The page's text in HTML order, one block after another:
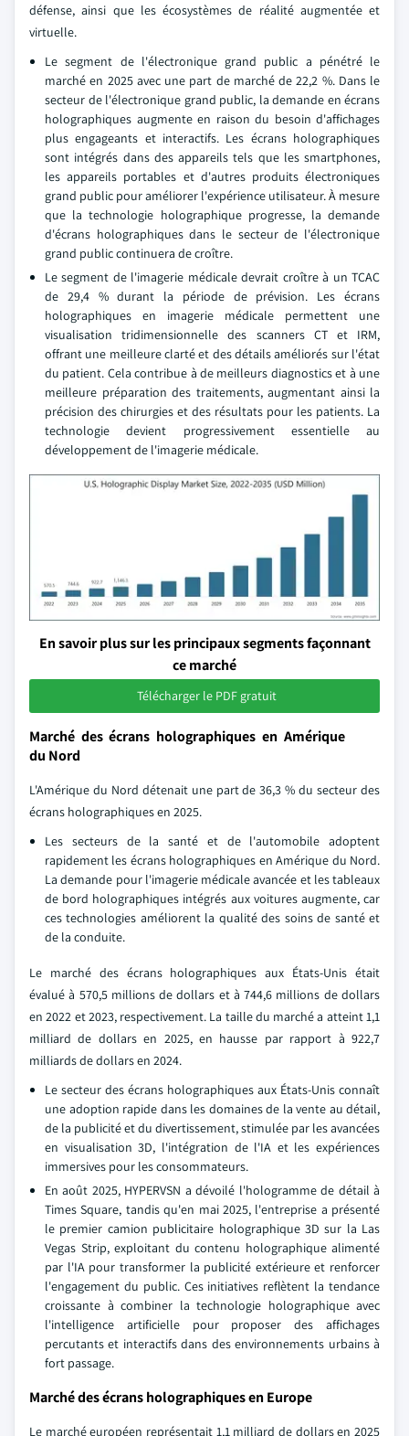
défense, ainsi que les écosystèmes de réalité augmentée et
virtuelle.
Le segment de l'électronique grand public a pénétré le
marché en 2025 avec une part de marché de 22,2 %. Dans le
secteur de l'électronique grand public, la demande en écrans
holographiques augmente en raison du besoin d'affichages
plus engageants et interactifs. Les écrans holographiques
sont intégrés dans des appareils tels que les smartphones,
les appareils portables et d'autres produits électroniques
grand public pour améliorer l'expérience utilisateur. À mesure
que la technologie holographique progresse, la demande
d'écrans holographiques dans le secteur de l'électronique
grand public continuera de croître.
Le segment de l'imagerie médicale devrait croître à un TCAC
de 29,4 % durant la période de prévision. Les écrans
holographiques en imagerie médicale permettent une
visualisation tridimensionnelle des scanners CT et IRM,
offrant une meilleure clarté et des détails améliorés sur l'état
du patient. Cela contribue à de meilleurs diagnostics et à une
meilleure préparation des traitements, augmentant ainsi la
précision des chirurgies et des résultats pour les patients. La
technologie devient progressivement essentielle au
développement de l'imagerie médicale.
En savoir plus sur les principaux segments façonnant
ce marché
Télécharger le PDF gratuit
Marché des écrans holographiques en Amérique
du Nord
L'Amérique du Nord détenait une part de 36,3 % du secteur des
écrans holographiques en 2025.
Les secteurs de la santé et de l'automobile adoptent
rapidement les écrans holographiques en Amérique du Nord.
La demande pour l'imagerie médicale avancée et les tableaux
de bord holographiques intégrés aux voitures augmente, car
ces technologies améliorent la qualité des soins de santé et
de la conduite.
Le marché des écrans holographiques aux États-Unis était
évalué à 570,5 millions de dollars et à 744,6 millions de dollars
en 2022 et 2023, respectivement. La taille du marché a atteint 1,1
milliard de dollars en 2025, en hausse par rapport à 922,7
milliards de dollars en 2024.
Le secteur des écrans holographiques aux États-Unis connaît
une adoption rapide dans les domaines de la vente au détail,
de la publicité et du divertissement, stimulée par les avancées
en visualisation 3D, l'intégration de l'IA et les expériences
immersives pour les consommateurs.
En août 2025, HYPERVSN a dévoilé l'hologramme de détail à
Times Square, tandis qu'en mai 2025, l'entreprise a présenté
le premier camion publicitaire holographique 3D sur la Las
Vegas Strip, exploitant du contenu holographique alimenté
par l'IA pour transformer la publicité extérieure et renforcer
l'engagement du public. Ces initiatives reflètent la tendance
croissante à combiner la technologie holographique avec
l'intelligence artificielle pour proposer des affichages
percutants et interactifs dans des environnements urbains à
fort passage.
Marché des écrans holographiques en Europe
Le marché européen représentait 1,1 milliard de dollars en 2025